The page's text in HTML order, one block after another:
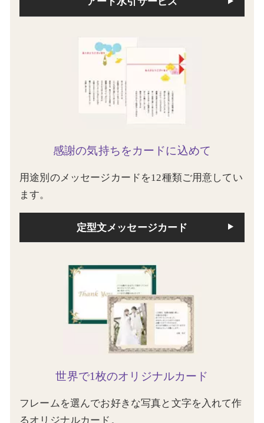
感謝の気持ちをカードに込めて
用途別のメッセージカードを12種類ご用意してい
ます。
定型文メッセージカード
世界で1枚のオリジナルカード
フレームを選んでお好きな写真と文字を入れて作
るオリジナルカード。